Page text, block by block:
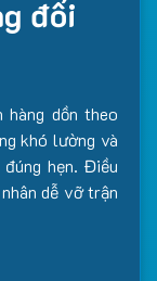
đối
hàng dồn theo
khó lường và
hẹn. Điều
dễ vỡ trận